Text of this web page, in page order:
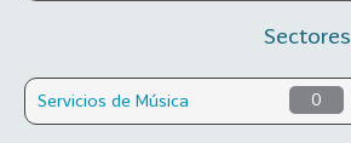
Sectores
Servicios de Música 0